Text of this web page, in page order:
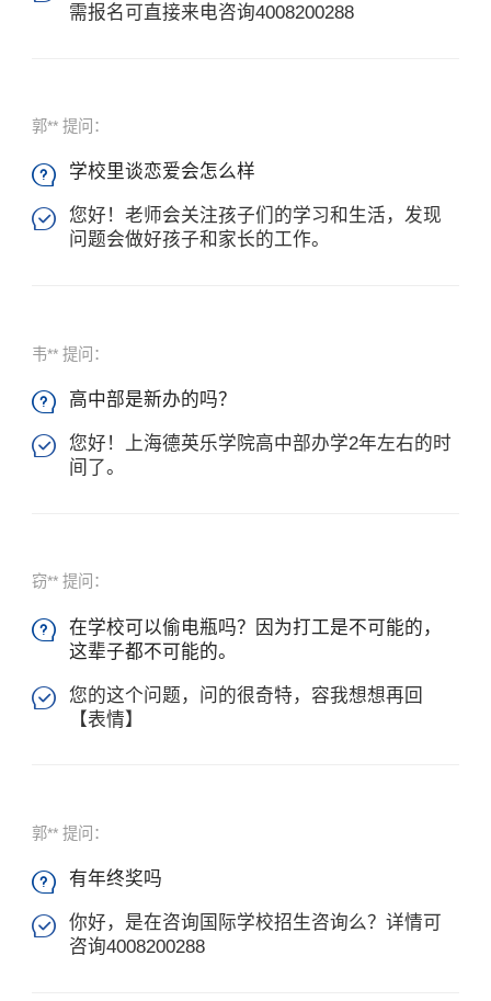
需报名可直接来电咨询4008200288
郭** 提问：
 学校里谈恋爱会怎么样

您好！老师会关注孩子们的学习和生活，发现
问题会做好孩子和家长的工作。
韦** 提问：
 高中部是新办的吗？

您好！上海德英乐学院高中部办学2年左右的时
间了。
窃** 提问：

在学校可以偷电瓶吗？因为打工是不可能的，
这辈子都不可能的。

您的这个问题，问的很奇特，容我想想再回
【表情】
郭** 提问：
 有年终奖吗

你好，是在咨询国际学校招生咨询么？详情可
咨询4008200288